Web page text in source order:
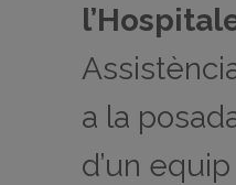
a la
d’un